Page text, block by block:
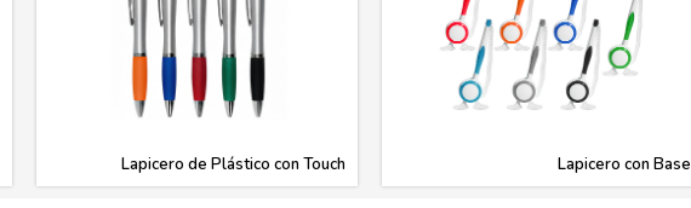
Lapicero de Plástico con Touch Lapicero con Base